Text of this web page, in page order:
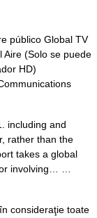
público Global TV
Aire (Solo se puede
HD)
including and
rather than the
takes a global
or involving… …
consideraţie toate